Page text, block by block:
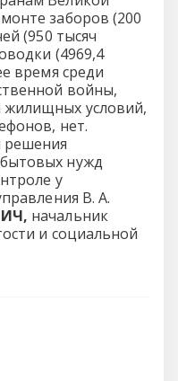
заборов (200
(950 тысяч
(4969,4
время среди
войны,
условий,
нет.
решения
нужд
у
В. А.
начальник
и социальной